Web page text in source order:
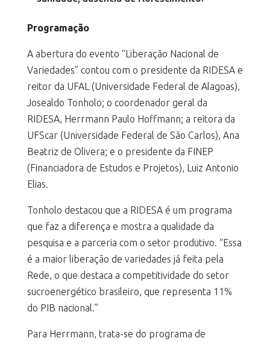
Programação
A abertura do evento “Liberação Nacional de
Variedades” contou com o presidente da RIDESA e
reitor da UFAL (Universidade Federal de Alagoas),
Josealdo Tonholo; o coordenador geral da
RIDESA, Herrmann Paulo Hoffmann; a reitora da
UFScar (Universidade Federal de São Carlos), Ana
Beatriz de Olivera; e o presidente da FINEP
(Financiadora de Estudos e Projetos), Luiz Antonio
Elias.
Tonholo destacou que a RIDESA é um programa
que faz a diferença e mostra a qualidade da
pesquisa e a parceria com o setor produtivo. “Essa
é a maior liberação de variedades já feita pela
Rede, o que destaca a competitividade do setor
sucroenergético brasileiro, que representa 11%
do PIB nacional.”
Para Herrmann, trata-se do programa de